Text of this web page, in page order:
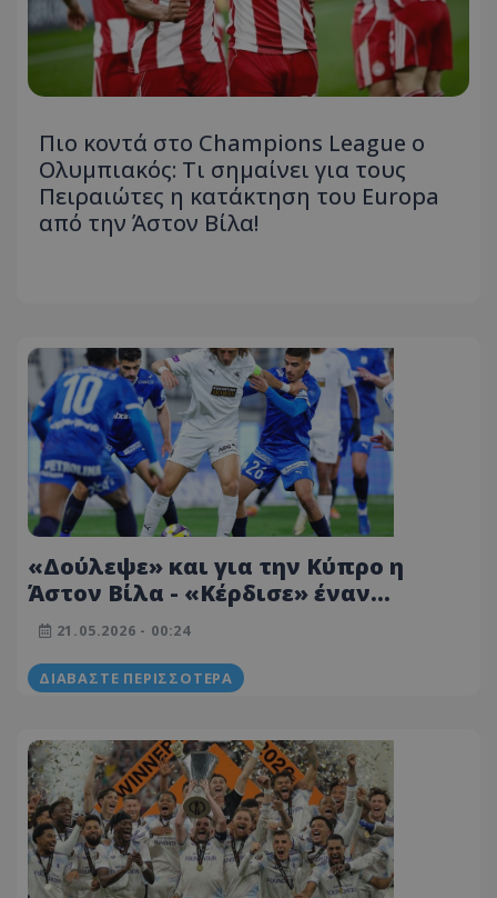
Πιο κοντά στο Champions League ο
Ολυμπιακός: Τι σημαίνει για τους
Πειραιώτες η κατάκτηση του Europa
από την Άστον Βίλα!
«Δούλεψε» και για την Κύπρο η
Άστον Βίλα - «Κέρδισε» έναν
προκριματικό γύρο ο Κυπελλούχος
μας!
21.05.2026 - 00:24
ΔΙΑΒΆΣΤΕ ΠΕΡΙΣΣΌΤΕΡΑ